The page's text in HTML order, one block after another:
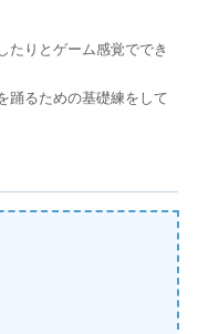
たりとゲーム感覚ででき
踊るための基礎練をして